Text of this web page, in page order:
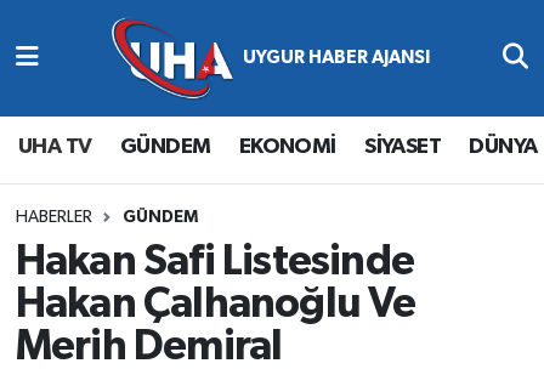
UHA TV GÜNDEM EKONOMİ SİYASET DÜNYA
HABERLER GÜNDEM
Hakan Safi Listesinde
Hakan Çalhanoğlu Ve
Merih Demiral
Abone Ol
Gündem
Ekonomi
Magazin
Siyaset
Nöbetçi Eczaneler
Hava Durumu
Namaz Vakitleri
Trafik Durumu
Süper Lig Puan Durumu ve Fikstür